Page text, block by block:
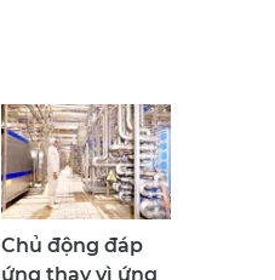
Chủ động đáp
ứng thay vì ứng